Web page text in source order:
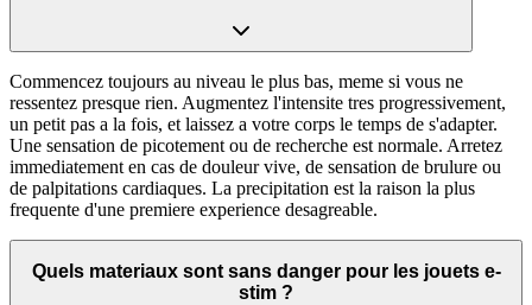
Commencez toujours au niveau le plus bas, meme si vous ne
ressentez presque rien. Augmentez l'intensite tres progressivement,
un petit pas a la fois, et laissez a votre corps le temps de s'adapter.
Une sensation de picotement ou de recherche est normale. Arretez
immediatement en cas de douleur vive, de sensation de brulure ou
de palpitations cardiaques. La precipitation est la raison la plus
frequente d'une premiere experience desagreable.
Quels materiaux sont sans danger pour les jouets e-
stim ?